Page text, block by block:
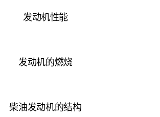
发动机性能
发动机的燃烧
柴油发动机的结构